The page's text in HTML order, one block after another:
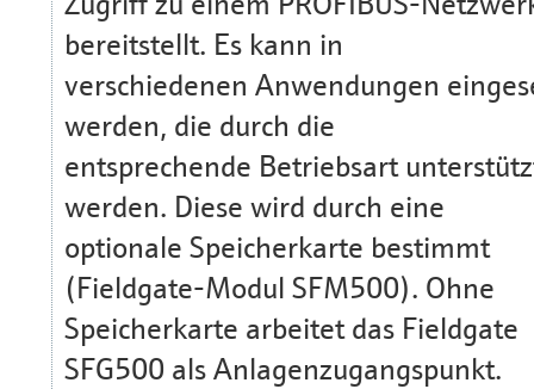
bereitstellt. Es kann in
verschiedenen Anwendungen
werden, die durch die
entsprechende Betriebsart
werden. Diese wird durch eine
optionale Speicherkarte bestimmt
(Fieldgate-Modul SFM500). Ohne
Speicherkarte arbeitet das Fieldgate
SFG500 als Anlagenzugangspunkt.